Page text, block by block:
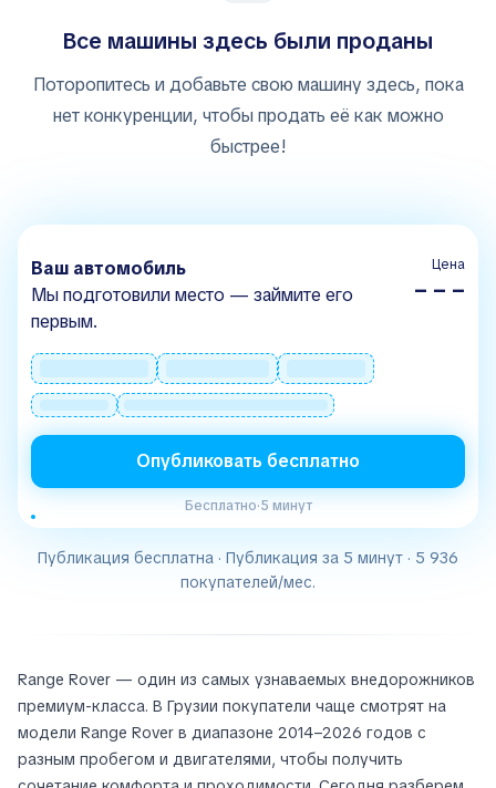
Все машины здесь были проданы
Поторопитесь и добавьте свою машину здесь, пока
нет конкуренции, чтобы продать её как можно
быстрее!
Ваш автомобиль
Мы подготовили место — займите его
первым.
Цена
– – –
Опубликовать бесплатно
Бесплатно·5 минут
Публикация бесплатна · Публикация за 5 минут · 5 936
покупателей/мес.
Range Rover — один из самых узнаваемых внедорожников
премиум-класса. В Грузии покупатели чаще смотрят на
модели Range Rover в диапазоне 2014–2026 годов с
разным пробегом и двигателями, чтобы получить